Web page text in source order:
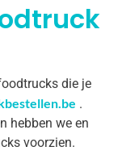
die je
.
hebben we en
voorzien.